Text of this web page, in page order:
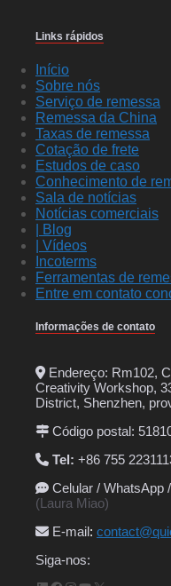
Links rápidos
Início
Sobre nós
Serviço de remessa
Remessa da China
Taxas de remessa
Cotação de frete
Estudos de caso
Conhecimento de
Sala de notícias
Notícias comerciais
| Blog
| Vídeos
Incoterms
Ferramentas de
Entre em contato
Informações de contato
Endereço: Rm102,
Creativity Workshop,
District, Shenzhen,
Código postal:
Tel: +86 755
Celular / WhatsApp
(Laura Miao)
E-mail :
Siga-nos: